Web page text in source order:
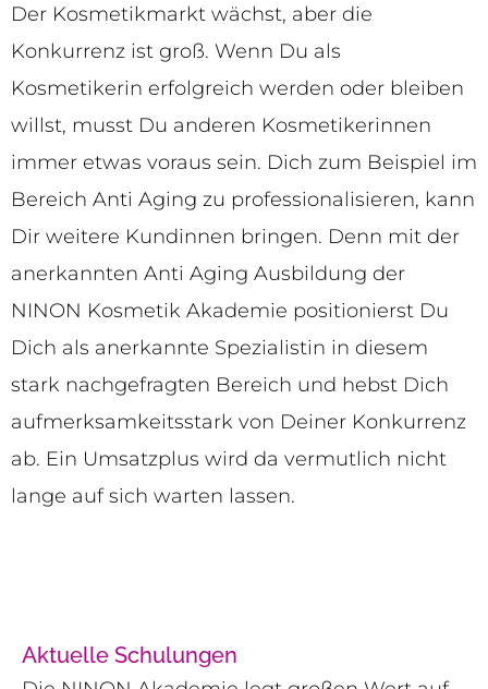
Der Kosmetikmarkt wächst, aber die
Konkurrenz ist groß. Wenn Du als
Kosmetikerin erfolgreich werden oder bleiben
willst, musst Du anderen Kosmetikerinnen
immer etwas voraus sein. Dich zum Beispiel im
Bereich Anti Aging zu professionalisieren, kann
Dir weitere Kundinnen bringen. Denn mit der
anerkannten Anti Aging Ausbildung der
NINON Kosmetik Akademie positionierst Du
Dich als anerkannte Spezialistin in diesem
stark nachgefragten Bereich und hebst Dich
aufmerksamkeitsstark von Deiner Konkurrenz
ab. Ein Umsatzplus wird da vermutlich nicht
lange auf sich warten lassen.
Aktuelle Schulungen